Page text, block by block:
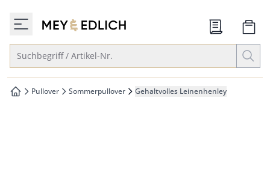
springen
springen
zur Startseite
Suchbegriff / Artikel-Nr.
zur Startseite
Pullover Sommerpullover Gehaltvolles Leinenhenley